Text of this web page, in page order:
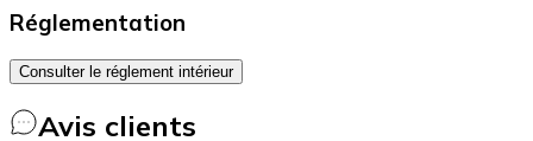
Réglementation
Consulter le réglement intérieur
Avis clients